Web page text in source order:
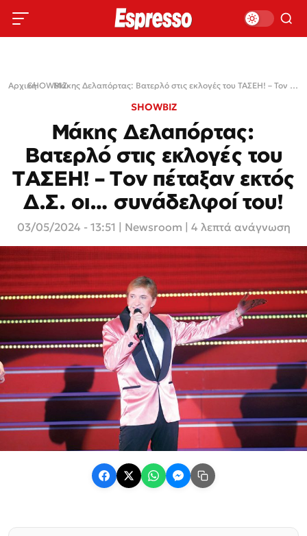
Αρχική›
SHOWBIZ› Μάκης Δελαπόρτας: Βατερλό στις εκλογές του ΤΑΣΕΗ! – Τον πέταξαν εκτός Δ.Σ. οι… συνάδελφοί του!
SHOWBIZ
Μάκης Δελαπόρτας:
Βατερλό στις εκλογές του
ΤΑΣΕΗ! – Τον πέταξαν εκτός
Δ.Σ. οι… συνάδελφοί του!
03/05/2024 - 13:51 Newsroom | 4 λεπτά ανάγνωση